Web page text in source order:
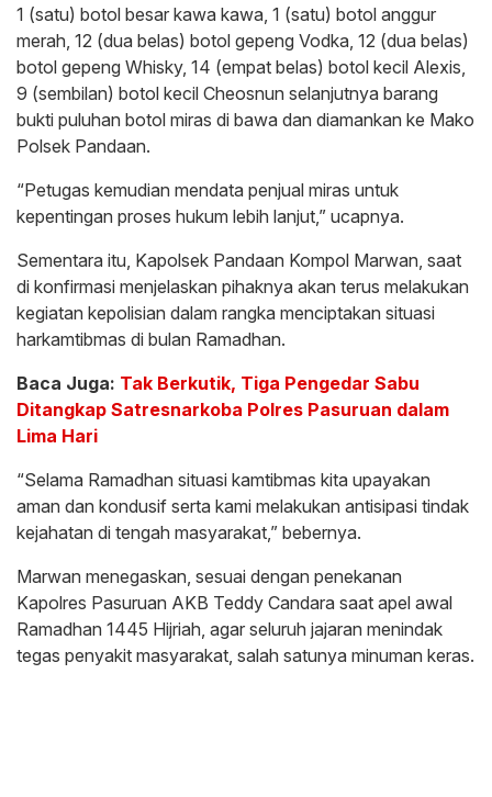
1 (satu) botol besar kawa kawa, 1 (satu) botol anggur
merah, 12 (dua belas) botol gepeng Vodka, 12 (dua belas)
botol gepeng Whisky, 14 (empat belas) botol kecil Alexis,
9 (sembilan) botol kecil Cheosnun selanjutnya barang
bukti puluhan botol miras di bawa dan diamankan ke Mako
Polsek Pandaan.
“Petugas kemudian mendata penjual miras untuk
kepentingan proses hukum lebih lanjut,” ucapnya.
Sementara itu, Kapolsek Pandaan Kompol Marwan, saat
di konfirmasi menjelaskan pihaknya akan terus melakukan
kegiatan kepolisian dalam rangka menciptakan situasi
harkamtibmas di bulan Ramadhan.
Baca Juga: Tak Berkutik, Tiga Pengedar Sabu
Ditangkap Satresnarkoba Polres Pasuruan dalam
Lima Hari
“Selama Ramadhan situasi kamtibmas kita upayakan
aman dan kondusif serta kami melakukan antisipasi tindak
kejahatan di tengah masyarakat,” bebernya.
Marwan menegaskan, sesuai dengan penekanan
Kapolres Pasuruan AKB Teddy Candara saat apel awal
Ramadhan 1445 Hijriah, agar seluruh jajaran menindak
tegas penyakit masyarakat, salah satunya minuman keras.